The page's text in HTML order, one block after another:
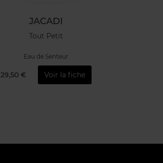
JACADI
Tout Petit
Eau de Senteur
29,50 € Voir la fiche